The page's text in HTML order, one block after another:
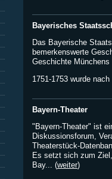
Bayerisches
Das Bayerische
bemerkenswerte
Geschichte
1751-1753 wurde
Bayern-Theater
"Bayern-Theater" ist
Diskussionsforum,
Theaterstück-
Es setzt sich zum
Bay... (weiter)